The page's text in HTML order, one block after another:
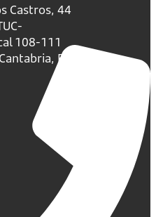
Castros, 44
108-111
España.